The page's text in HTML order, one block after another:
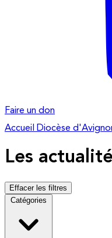
Faire un don
Accueil
Diocèse
Les
Effacer les filtres
Catégories